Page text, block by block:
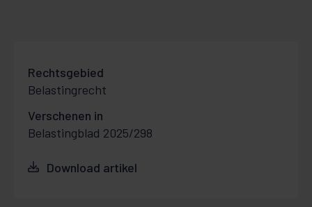
Rechtsgebied
Belastingrecht
Verschenen in
Belastingblad 2025/298
Download artikel